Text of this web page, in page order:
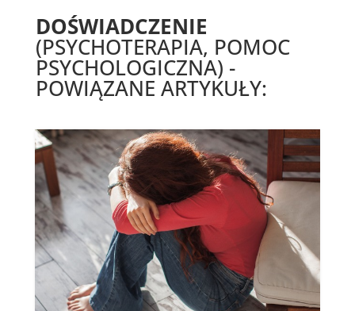
DOŚWIADCZENIE
(PSYCHOTERAPIA, POMOC
PSYCHOLOGICZNA) -
POWIĄZANE ARTYKUŁY: